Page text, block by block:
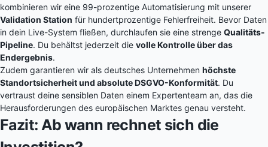
kombinieren wir eine 99-prozentige Automatisierung mit unserer
Validation Station für hundertprozentige Fehlerfreiheit. Bevor Daten
in dein Live-System fließen, durchlaufen sie eine strenge Qualitäts-
Pipeline. Du behältst jederzeit die volle Kontrolle über das
Endergebnis.
Zudem garantieren wir als deutsches Unternehmen höchste
Standortsicherheit und absolute DSGVO-Konformität. Du
vertraust deine sensiblen Daten einem Expertenteam an, das die
Herausforderungen des europäischen Marktes genau versteht.
Fazit: Ab wann rechnet sich die